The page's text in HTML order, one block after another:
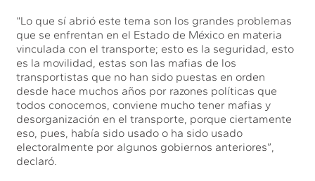
“Lo que sí abrió este tema son los grandes problemas
que se enfrentan en el Estado de México en materia
vinculada con el transporte; esto es la seguridad, esto
es la movilidad, estas son las mafias de los
transportistas que no han sido puestas en orden
desde hace muchos años por razones políticas que
todos conocemos, conviene mucho tener mafias y
desorganización en el transporte, porque ciertamente
eso, pues, había sido usado o ha sido usado
electoralmente por algunos gobiernos anteriores”,
declaró.